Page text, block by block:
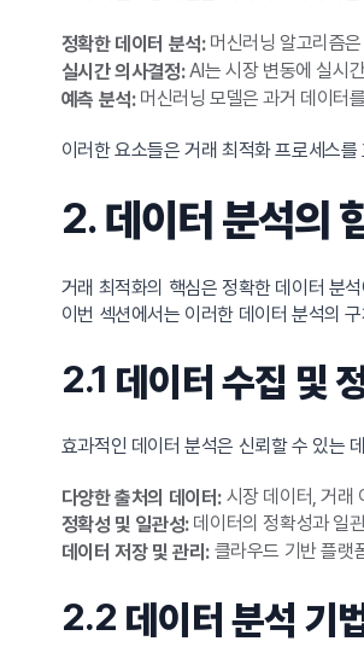
정확한 데이터 분석:머신러닝 알고리즘
실시간 의사결정:AI는 시장 변동에 실시
예측 분석:머신러닝 모델은 과거 데이터
이러한 요소들은 거래 최적화 프로세스
2.데이터 분석의
거래 최적화의 핵심은 정확한 데이터 분
이번 섹션에서는 이러한 데이터 분석의
2.1 데이터 수집 및
효과적인 데이터 분석은 신뢰할 수 있는
다양한 출처의 데이터:시장 데이터, 거래
정확성 및 일관성:데이터의 정확성과 일
데이터 저장 및 관리:클라우드 기반 플랫
2.2 데이터 분석 기